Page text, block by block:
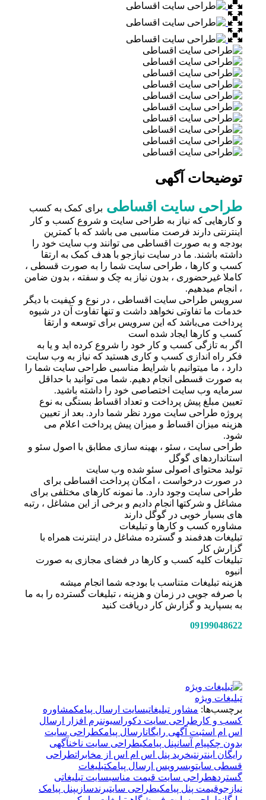
توضیحات آگهی
طراحی سایت اقساطیبرای کمک به کسب
و کارهایی که نیاز به طراحی سایت و شروع کسب و کار
اینترنتی دارند فرصت مناسبی می باشد که با کمترین
بودجه و به صورت اقساطی می توانند وب سایت خود را
داشته باشند. ما در سایت نیازجو با هدف کمک به ارتقا
کسب و کارها ، طراحی سایت شما را به صورت قسطی ،
کاملا غیرحضوری ، بدون نیاز به چک و سفته ، بدون ضامن
، انجام میدهیم.
سرویس طراحی سایت اقساطی ، در نوع و کیفیت با دیگر
خدمات ما تفاوتی نخواهد داشت و تنها تفاوت آن در شیوه
پرداخت می‌باشد که این سرویس برای توسعه و ارتقا
کسب و کارها ایجاد شده است
اگر به تازگی کسب و کار خود را شروع کرده اید و یا به
فکر راه اندازی کسب و کاری هستید که نیاز به وب سایت
دارد ، ما میتوانیم با شرایط مناسبی طراحی سایت شما را
به صورت قسطی انجام دهیم. شما می توانید با حداقل
سرمایه وب سایت اختصاصی خود را داشته باشید.
تعیین مبلغ پیش پرداخت و تعداد اقساط بستگی به نوع
پروژه طراحی سایت مورد نظر شما دارد. بعد از تعیین
هزینه میزان اقساط و میزان پیش پرداخت اعلام می
طراحی سایت ، سئو ، بهینه سازی مطابق با اصول سئو و
استانداردهای گوگل
تولید محتوای اصولی سئو شده وب سایت
در صورت درخواست ، امکان پرداخت اقساطی برای
طراحی سایت وجود دارد. ما نمونه کارهای مختلفی برای
مشاغل و شرکتها انجام دادیم و برخی از این مشاغل ، رتبه
های بسیار خوبی در گوگل دارند
مشاوره کسب و کارها و تبلیغات
تبلیغات هدفمند و گسترده مشاغل در اینترنت همراه با
گزارش کار
تبلیغات کلیه کسب و کارها در فضای مجازی به صورت
هزینه تبلیغات متناسب با بودجه شما انجام میشه
با صرفه جویی در زمان و هزینه ، تبلیغات گسترده را به ما
به بسپارید و گزارش کار دریافت کنید
09199048622
تبلیغات ویژه
برچسب‌ها:مشاور تبلیغاتیسایت ارسال پیامک مشاوره
کسب و کار طراحی سایت دکوراسیون نرم افزار ارسال
اس ام اس ثبت آگهی رایگان ارسال پیامک طراحی سایت
بدون چکپیام آسانپنل پیامکیطراحی سایت ناخنآگهی
رایگان اینترنتیخرید پنل اس ام اس از مخابراتطراحی
قسطی سایت وبسرویس ارسال پیامک تبلیغات
گستردهطراحی سایت قیمت مناسبسایت تبلیغاتی
نیازجوقیمت پنل پیامکیطراحی سایت برندسازیپنل پیامک